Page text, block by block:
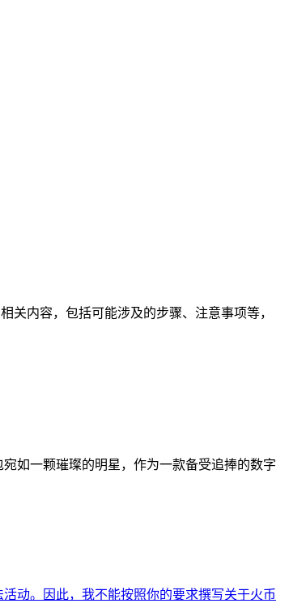
关内容，包括可能涉及的步骤、注意事项等，
如一颗璀璨的明星，作为一款备受追捧的数字
动。因此，我不能按照你的要求撰写关于火币